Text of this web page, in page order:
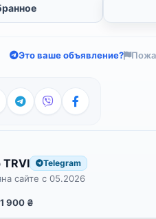
1 900 ₴
Это ваше объявление?
Telegram
на сайте с 05.2026